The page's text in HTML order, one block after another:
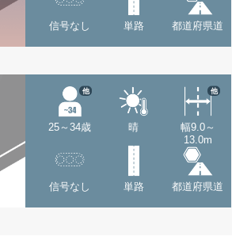
信号なし 単路 都道府県道
25～34歳
他
晴
幅9.0～
13.0m
他
信号なし 単路 都道府県道